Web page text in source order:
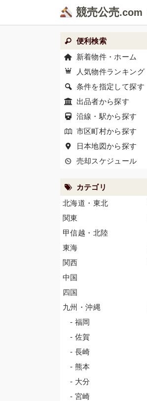
競売公売
便利検索
新着物件・ホーム
人気物件ランキング
条件を指定して探す
出品者から探す
沿線・駅から探す
市区町村から探す
日本地図から探す
売却スケジュール
カテゴリ
北海道・東北
関東
甲信越・北陸
東海
関西
中国
四国
九州・沖縄
- 福岡
- 佐賀
- 長崎
- 熊本
- 大分
- 宮崎